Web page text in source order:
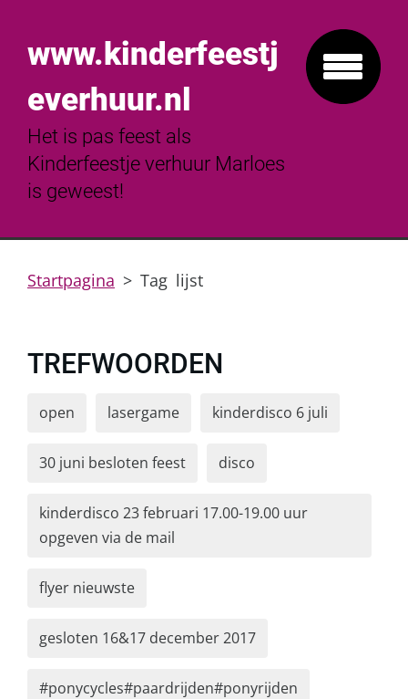
www.kinderfeestj
everhuur.nl
Het is pas feest als
Kinderfeestje verhuur Marloes
is geweest!
Startpagina > Tag lijst
TREFWOORDEN
open lasergame kinderdisco 6 juli
30 juni besloten feest disco
kinderdisco 23 februari 17.00-19.00 uur
opgeven via de mail
flyer nieuwste
gesloten 16&17 december 2017
#ponycycles#paardrijden#ponyrijden